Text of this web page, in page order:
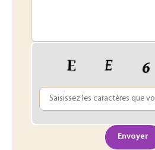
Envoyer